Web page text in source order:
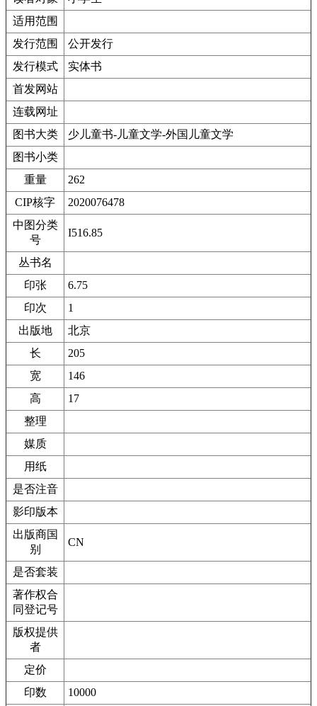
适用范围
发行范围
公开发行
发行模式
实体书
首发网站
连载网址
图书大类
少儿童书-儿童文学-外国儿童文学
图书小类
重量
262
CIP核字
2020076478
中图分类
号
I516.85
丛书名
印张
6.75
印次
1
出版地
北京
长
205
宽
146
高
17
整理
媒质
用纸
是否注音
影印版本
出版商国
别
CN
是否套装
著作权合
同登记号
版权提供
者
定价
印数
10000